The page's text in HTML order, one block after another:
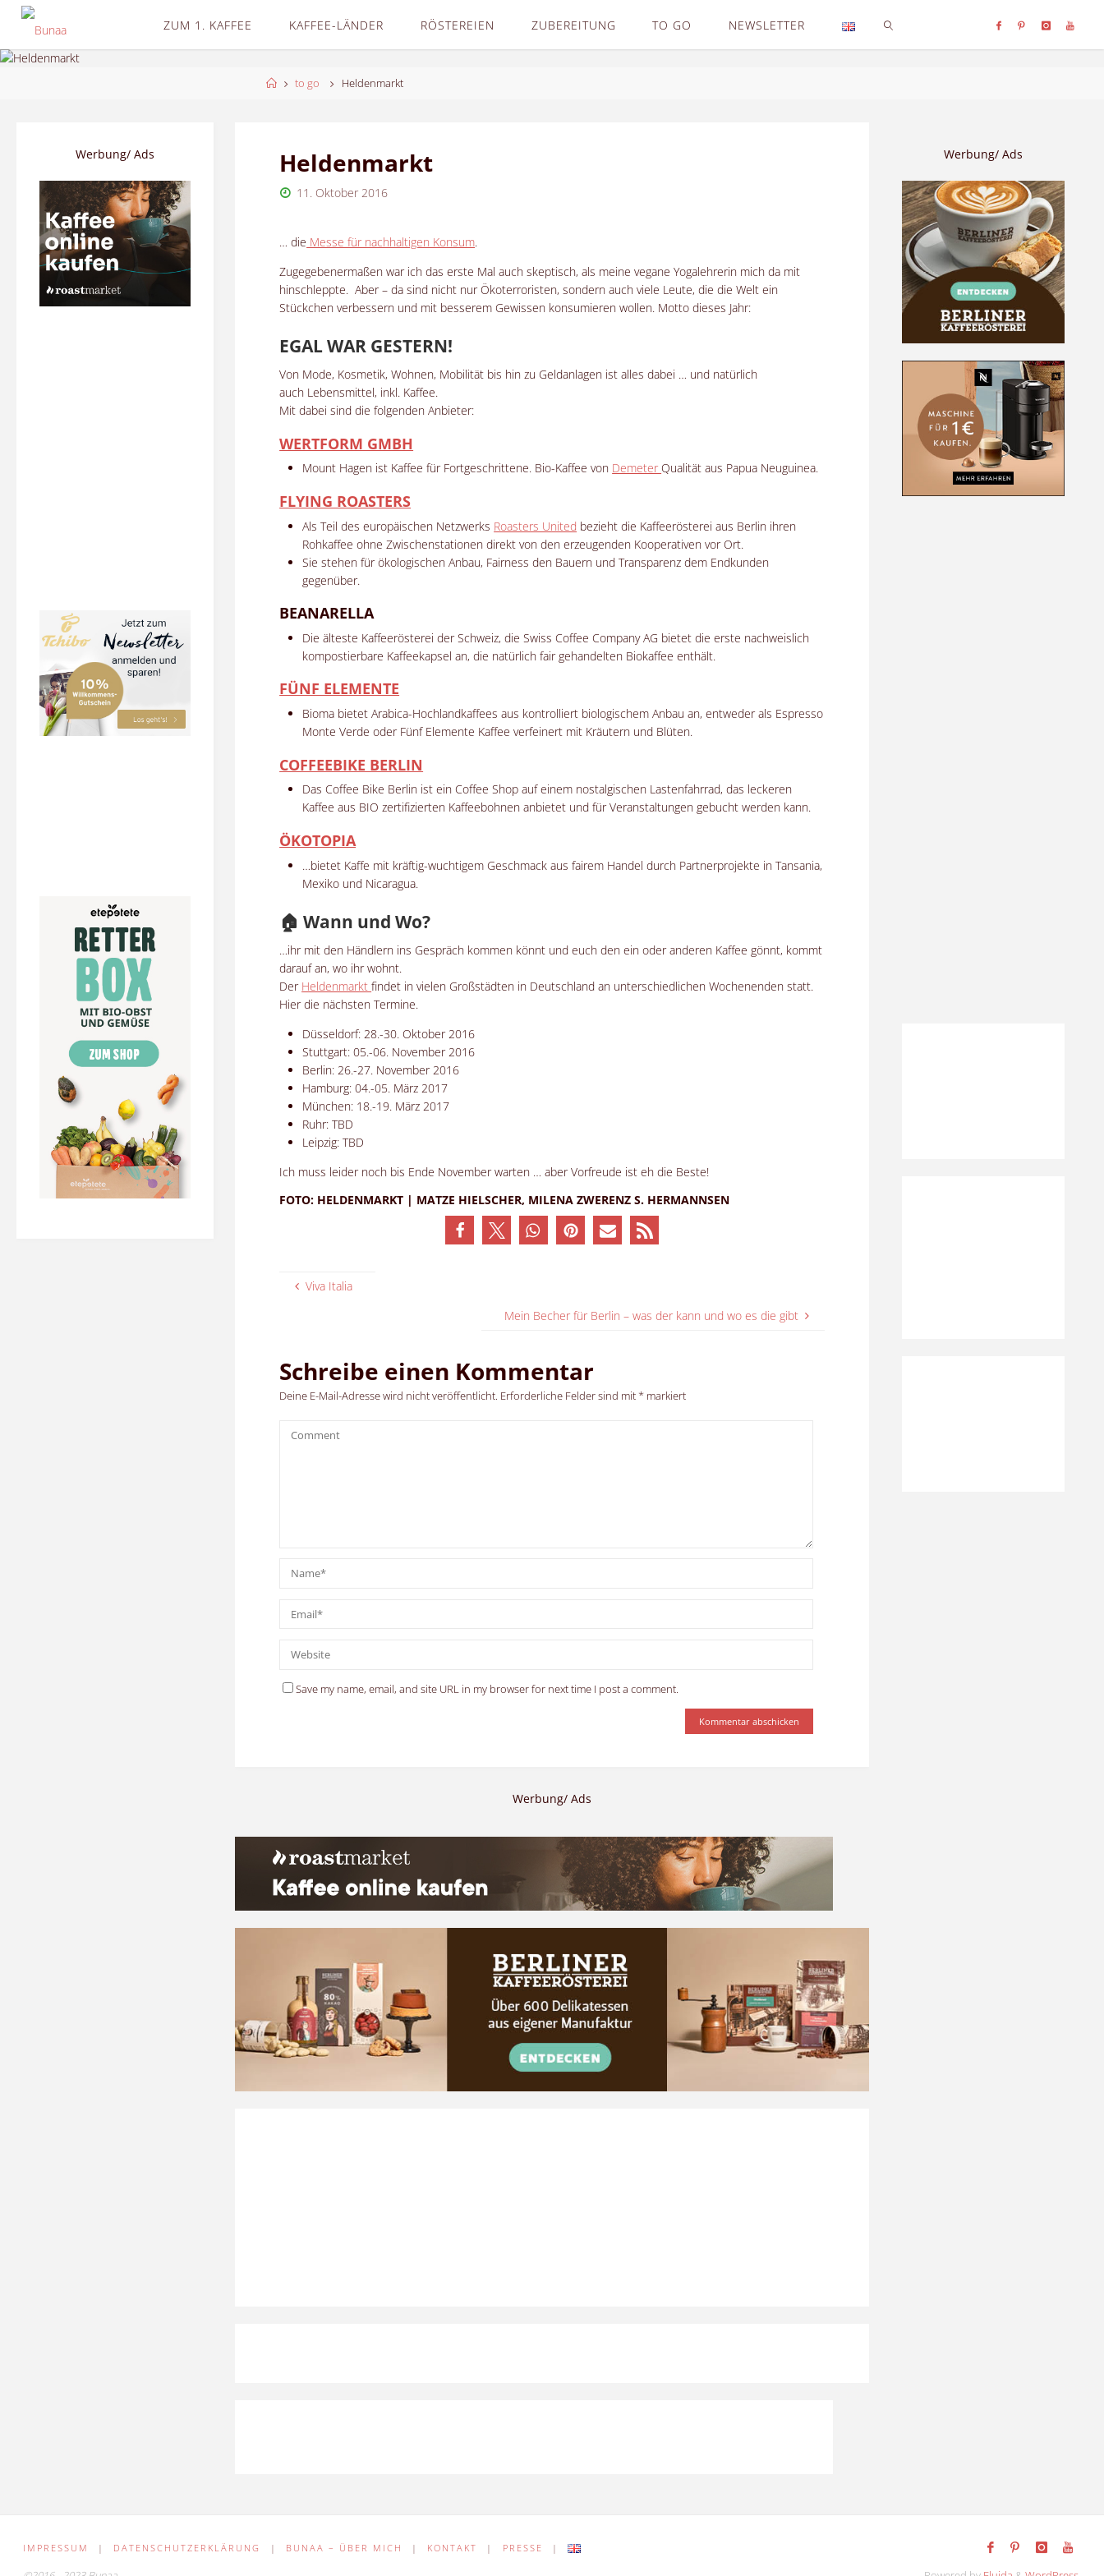
ZUM 1. KAFFEE KAFFEE-LÄNDER RÖSTEREIEN ZUBEREITUNG TO GO NEWSLETTER
Hometo go Heldenmarkt
Heldenmarkt
11. Oktober 2016
… die Messe für nachhaltigen Konsum.
Zugegebenermaßen war ich das erste Mal auch skeptisch, als meine vegane Yogalehrerin mich da mit
hinschleppte. Aber – da sind nicht nur Ökoterroristen, sondern auch viele Leute, die die Welt ein
Stückchen verbessern und mit besserem Gewissen konsumieren wollen. Motto dieses Jahr:
EGAL WAR GESTERN!
Von Mode, Kosmetik, Wohnen, Mobilität bis hin zu Geldanlagen ist alles dabei … und natürlich
auch Lebensmittel, inkl. Kaffee.
Mit dabei sind die folgenden Anbieter:
WERTFORM GMBH
Mount Hagen ist Kaffee für Fortgeschrittene. Bio-Kaffee von DemeterQualität aus Papua Neuguinea.
FLYING ROASTERS
Als Teil des europäischen Netzwerks Roasters United bezieht die Kaffeerösterei aus Berlin ihren
Rohkaffee ohne Zwischenstationen direkt von den erzeugenden Kooperativen vor Ort.
Sie stehen für ökologischen Anbau, Fairness den Bauern und Transparenz dem Endkunden
gegenüber.
BEANARELLA
Die älteste Kaffeerösterei der Schweiz, die Swiss Coffee Company AG bietet die erste nachweislich
kompostierbare Kaffeekapsel an, die natürlich fair gehandelten Biokaffee enthält.
FÜNF ELEMENTE
Bioma bietet Arabica-Hochlandkaffees aus kontrolliert biologischem Anbau an, entweder als Espresso
Monte Verde oder Fünf Elemente Kaffee verfeinert mit Kräutern und Blüten.
COFFEEBIKE BERLIN
Das Coffee Bike Berlin ist ein Coffee Shop auf einem nostalgischen Lastenfahrrad, das leckeren
Kaffee aus BIO zertifizierten Kaffeebohnen anbietet und für Veranstaltungen gebucht werden kann.
ÖKOTOPIA
…bietet Kaffe mit kräftig-wuchtigem Geschmack aus fairem Handel durch Partnerprojekte in Tansania,
Mexiko und Nicaragua.
🏠 Wann und Wo?
…ihr mit den Händlern ins Gespräch kommen könnt und euch den ein oder anderen Kaffee gönnt, kommt
darauf an, wo ihr wohnt.
Der Heldenmarktfindet in vielen Großstädten in Deutschland an unterschiedlichen Wochenenden statt.
Hier die nächsten Termine.
Düsseldorf: 28.-30. Oktober 2016
Stuttgart: 05.-06. November 2016
Berlin: 26.-27. November 2016
Hamburg: 04.-05. März 2017
München: 18.-19. März 2017
Ruhr: TBD
Leipzig: TBD
Ich muss leider noch bis Ende November warten … aber Vorfreude ist eh die Beste!
FOTO: HELDENMARKT | MATZE HIELSCHER, MILENA ZWERENZ S. HERMANNSEN
Viva Italia
Mein Becher für Berlin – was der kann und wo es die gibt
Schreibe einen Kommentar
Deine E-Mail-Adresse wird nicht veröffentlicht. Erforderliche Felder sind mit * markiert
Save my name, email, and site URL in my browser for next time I post a comment.
Werbung/ Ads
Werbung/ Ads Werbung/ Ads
IMPRESSUM | DATENSCHUTZERKLÄRUNG | BUNAA – ÜBER MICH | KONTAKT | PRESSE |